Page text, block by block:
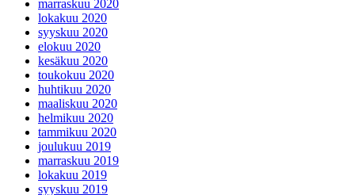
marraskuu 2020
lokakuu 2020
syyskuu 2020
elokuu 2020
kesäkuu 2020
toukokuu 2020
huhtikuu 2020
maaliskuu 2020
helmikuu 2020
tammikuu 2020
joulukuu 2019
marraskuu 2019
lokakuu 2019
syyskuu 2019